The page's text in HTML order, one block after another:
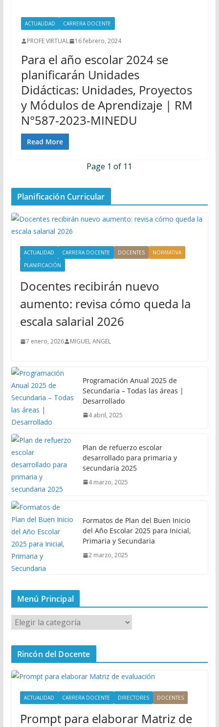
ACTUALIDAD CARRERA DOCENTE
PROFE VIRTUAL 16 febrero, 2024
Para el año escolar 2024 se
planificarán Unidades
Didácticas: Unidades, Proyectos
y Módulos de Aprendizaje | RM
N°587-2023-MINEDU
Read More
Page 1 of 1 1
Planificación Curricular
ACTUALIDAD CARRERA DOCENTE DOCENTES
NORMATIVA
PLANIFICACIÓN
Docentes recibirán nuevo
aumento: revisa cómo queda la
escala salarial 2026
7 enero, 2026 MIGUEL ANGEL
Programación Anual 2025 de
Secundaria – Todas las áreas |
Desarrollado
4 abril, 2025
Plan de refuerzo escolar
desarrollado para primaria y
secundaria 2025
4 marzo, 2025
Formatos de Plan del Buen Inicio
del Año Escolar 2025 para Inicial,
Primaria y Secundaria
2 marzo, 2025
Menú Principal
M
e
n
P
Rincón del Docente
ACTUALIDAD CARRERA DOCENTE DIRECTORES DOCENTES
Prompt para elaborar Matriz de